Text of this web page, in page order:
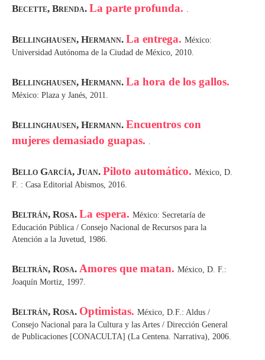
Becette, Brenda. La parte profunda. .
Bellinghausen, Hermann. La entrega. México:
Universidad Autónoma de la Ciudad de México, 2010.
Bellinghausen, Hermann. La hora de los gallos.
México: Plaza y Janés, 2011.
Bellinghausen, Hermann. Encuentros con
mujeres demasiado guapas. .
Bello García, Juan. Piloto automático. México, D.
F. : Casa Editorial Abismos, 2016.
Beltrán, Rosa. La espera. México: Secretaría de
Educación Pública / Consejo Nacional de Recursos para la
Atención a la Juvetud, 1986.
Beltrán, Rosa. Amores que matan. México, D. F.:
Joaquín Mortiz, 1997.
Beltrán, Rosa. Optimistas. México, D.F.: Aldus /
Consejo Nacional para la Cultura y las Artes / Dirección General
de Publicaciones [CONACULTA] (La Centena. Narrativa), 2006.